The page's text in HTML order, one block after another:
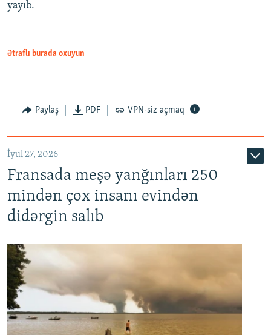
yayıb.
Ətraflı burada oxuyun
Paylaş PDF VPN-siz açmaq
İyul 27, 2026
Fransada meşə yanğınları 250
mindən çox insanı evindən
didərgin salıb